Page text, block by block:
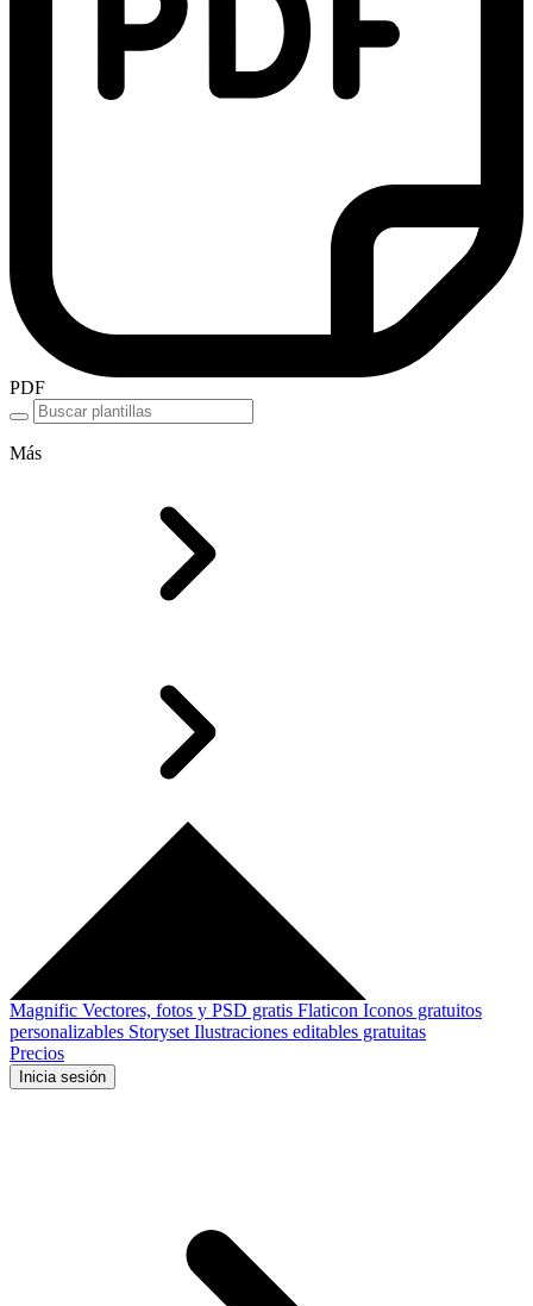
PDF
Más
Magnific Vectores, fotos y PSD gratis Flaticon Iconos gratuitos
personalizables Storyset Ilustraciones editables gratuitas
Precios
Inicia sesión